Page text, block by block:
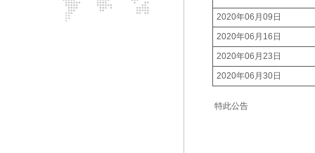
2020年06月09日
2020年06月16日
2020年06月23日
2020年06月30日
特此公告